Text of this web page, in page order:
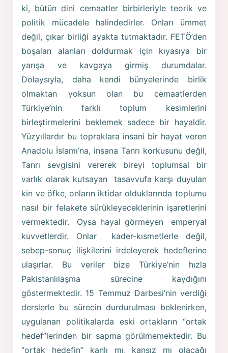
ki, bütün dini cemaatler birbirleriyle teorik ve
politik mücadele halindedirler. Onları ümmet
değil, çıkar birliği ayakta tutmaktadır. FETÖ’den
boşalan alanları doldurmak için kıyasıya bir
yarışa ve kavgaya girmiş durumdalar.
Dolaysıyla, daha kendi bünyelerinde birlik
olmaktan yoksun olan bu cemaatlerden
Türkiye’nin farklı toplum kesimlerini
birleştirmelerini beklemek sadece bir hayaldir.
Yüzyıllardır bu topraklara insani bir hayat veren
Anadolu İslamı’na, insana Tanrı korkusunu değil,
Tanrı sevgisini vererek bireyi toplumsal bir
varlık olarak kutsayan tasavvufa karşı duyulan
kin ve öfke, onların iktidar olduklarında toplumu
nasıl bir felakete sürükleyeceklerinin işaretlerini
vermektedir. Oysa hayal görmeyen emperyal
kuvvetlerdir. Onlar kader-kısmetlerle değil,
sebep-sonuç ilişkilerini irdeleyerek hedeflerine
ulaşırlar. Bu veriler bize Türkiye’nin hızla
Pakistanlılaşma sürecine kaydığını
göstermektedir. 15 Temmuz Darbesi’nin verdiği
derslerle bu sürecin durdurulması beklenirken,
uygulanan politikalarda eski ortakların “ortak
hedef”lerinden bir sapma görülmemektedir. Bu
“ortak hedefin” kanlı mı, kansız mı olacağı